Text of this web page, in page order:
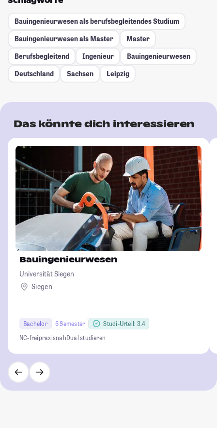
Bauingenieurwesen als berufsbegleitendes Studium
Bauingenieurwesen als Master
Master
Berufsbegleitend
Ingenieur
Bauingenieurwesen
Deutschland
Sachsen Leipzig
Das könnte dich interessieren
Bauingenieurwesen
Universität Siegen
Siegen
Bachelor 6 Semester
Studi-Urteil: 3.4
NC-freipraxisnahDual studieren